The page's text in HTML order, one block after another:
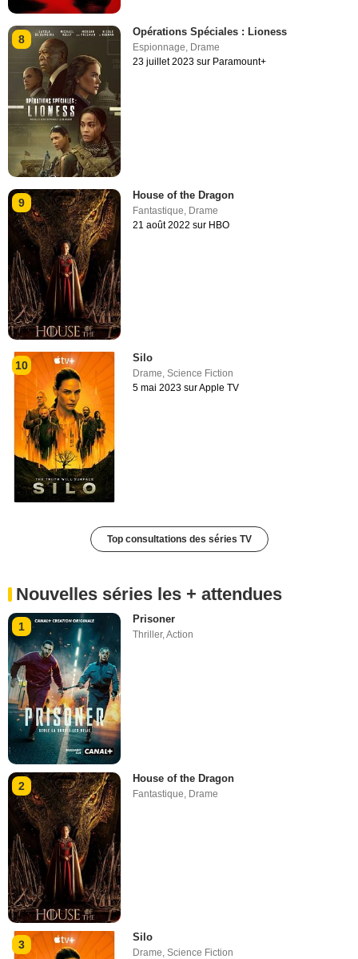
8
Opérations Spéciales : Lioness
Espionnage, Drame
23 juillet 2023 sur Paramount+
9
House of the Dragon
Fantastique Drame
21 août 2022 sur HBO
10
Silo
Drame,Science Fiction
5 mai 2023 sur Apple TV
Top consultations des séries TV
Nouvelles séries les + attendues
1
Prisoner
Thriller,Action
2
House of the Dragon
Fantastique Drame
3
Silo
Drame,Science Fiction